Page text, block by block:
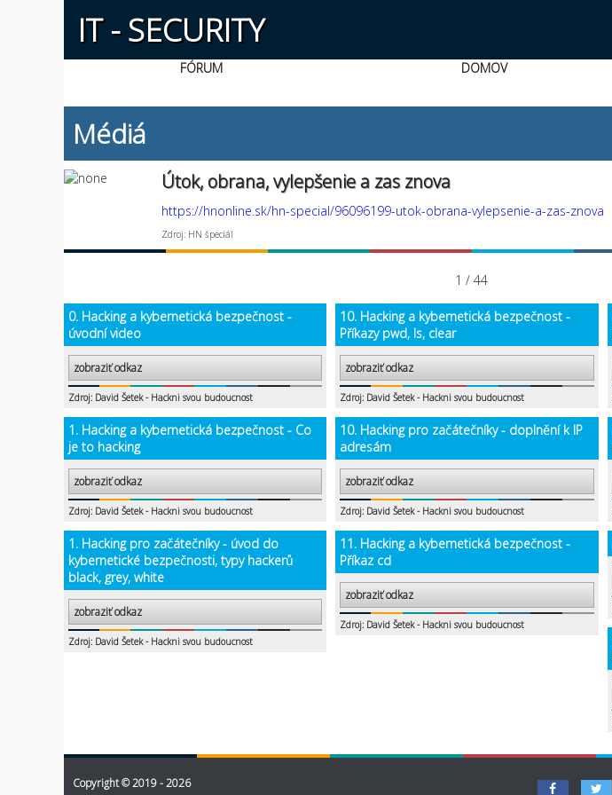
IT - SECURITY
FÓRUM DOMOV
Médiá
Útok, obrana, vylepšenie a zas znova
https://hnonline.sk/hn-special/96096199-utok-obrana-vylepsenie-a-zas-znova
Zdroj: HN špeciál
1 / 44
0. Hacking a kybernetická bezpečnost -
úvodní video
zobraziť odkaz
Zdroj: David Šetek - Hackni svou budoucnost
1. Hacking a kybernetická bezpečnost - Co
je to hacking
zobraziť odkaz
Zdroj: David Šetek - Hackni svou budoucnost
1. Hacking pro začátečníky - úvod do
kybernetické bezpečnosti, typy hackerů
black, grey, white
zobraziť odkaz
Zdroj: David Šetek - Hackni svou budoucnost
10. Hacking a kybernetická bezpečnost -
Příkazy pwd, ls, clear
zobraziť odkaz
Zdroj: David Šetek - Hackni svou budoucnost
10. Hacking pro začátečníky - doplnění k IP
adresám
zobraziť odkaz
Zdroj: David Šetek - Hackni svou budoucnost
11. Hacking a kybernetická bezpečnost -
Příkaz cd
zobraziť odkaz
Zdroj: David Šetek - Hackni svou budoucnost
Copyright © 2019 - 2026